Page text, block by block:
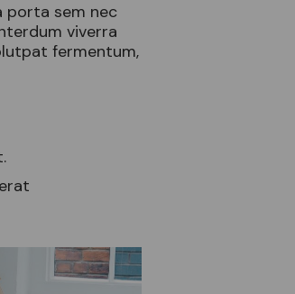
porta sem nec
viverra
fermentum,